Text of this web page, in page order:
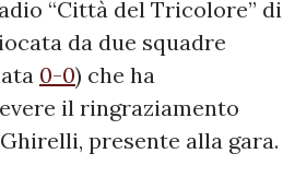
“Città del Tricolore” di
da due squadre
0-0) che ha
il ringraziamento
presente alla gara.